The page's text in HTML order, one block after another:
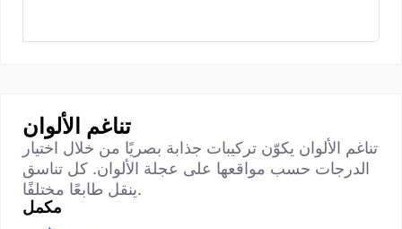
تناغم الألوان
تناغم الألوان يكوّن تركيبات جذابة بصريًا من خلال اختيار
الدرجات حسب مواقعها على عجلة الألوان. كل تناسق
ينقل طابعًا مختلفًا.
مكمل